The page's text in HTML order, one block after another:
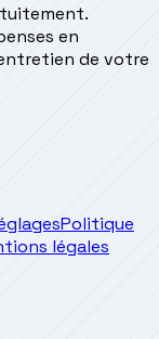
en
de votre
Politique
légales